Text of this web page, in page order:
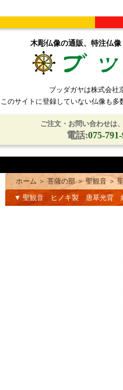
木彫仏像の通販、特注仏
ブッダガヤは株式会社
このサイトに登録していない仏像も
ご注文・お問い合わせは
電話:075-
ホーム ＞ 菩薩の部＞聖観音 ＞
▼ 聖観音 ヒノキ製 唐草光背